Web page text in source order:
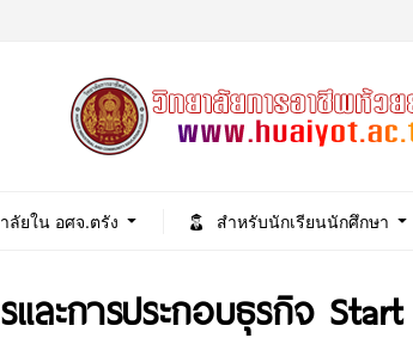
ลัยใน อศจ.ตรัง สำหรับนักเรียนนักศึกษา
และการประกอบธุรกิจ